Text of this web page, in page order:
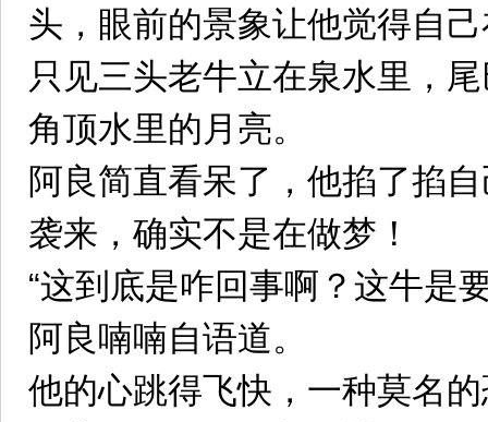
头，眼前的景象让他觉得自
只见三头老牛立在泉水里，
角顶水里的月亮。
阿良简直看呆了，他掐了掐
袭来，确实不是在做梦！
“这到底是咋回事啊？这牛是
阿良喃喃自语道。
他的心跳得飞快，一种莫名